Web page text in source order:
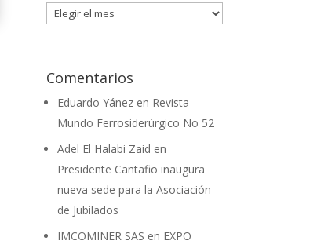
Archivos
Comentarios
Eduardo Yánez en Revista
Mundo Ferrosiderúrgico No 52
Adel El Halabi Zaid en
Presidente Cantafio inaugura
nueva sede para la Asociación
de Jubilados
IMCOMINER SAS en EXPO